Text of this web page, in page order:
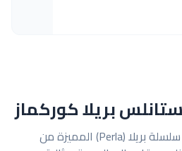
حلة بخار مقاس 20 سم من سلسلة بريلا (Perla) المميزة من